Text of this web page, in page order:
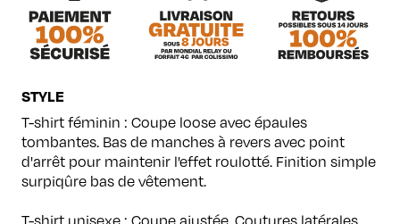
STYLE
T-shirt féminin : Coupe loose avec épaules
tombantes. Bas de manches à revers avec point
d'arrêt pour maintenir l'effet roulotté. Finition simple
surpiqûre bas de vêtement.